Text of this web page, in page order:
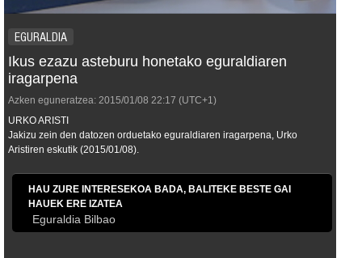
EGURALDIA
Ikus ezazu asteburu honetako eguraldiaren
iragarpena
Azken eguneratzea: 2015/01/08 22:17 (UTC+1)
URKO ARISTI
Jakizu zein den datozen orduetako eguraldiaren iragarpena, Urko
Aristiren eskutik (2015/01/08).
HAU ZURE INTERESEKOA BADA, BALITEKE BESTE GAI
HAUEK ERE IZATEA
Eguraldia Bilbao